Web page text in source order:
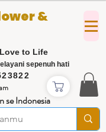
&
to Life
se Indonesia
sepenuh hati